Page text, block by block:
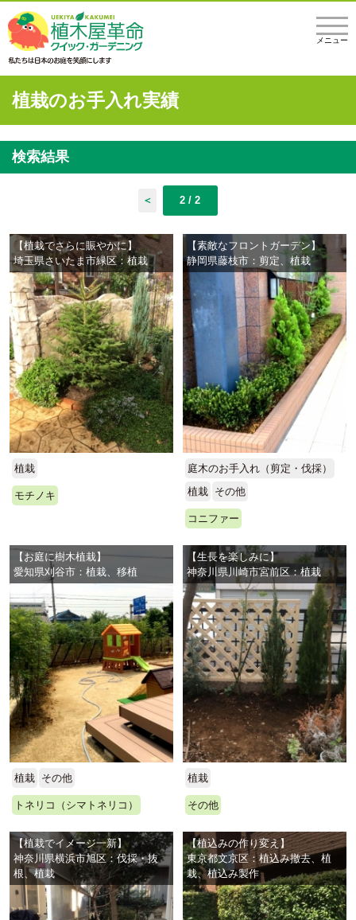
メニュー
植栽のお手入れ実績
検索結果
＜ 2 / 2
【植栽でさらに賑やかに】
埼玉県さいたま市緑区：植栽
植栽
モチノキ
【素敵なフロントガーデン】
静岡県藤枝市：剪定、植栽
庭木のお手入れ（剪定・伐採）
植栽 その他
コニファー
【お庭に樹木植栽】
愛知県刈谷市：植栽、移植
植栽 その他
トネリコ（シマトネリコ）
【生長を楽しみに】
神奈川県川崎市宮前区：植栽
植栽
その他
【植栽でイメージ一新】
神奈川県横浜市旭区：伐採・抜
根、植栽
【植込みの作り変え】
東京都文京区：植込み撤去、植
栽、植込み製作